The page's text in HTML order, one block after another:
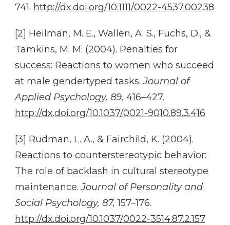
741. http://dx.doi.org/10.1111/0022-4537.00238
[2] Heilman, M. E., Wallen, A. S., Fuchs, D., &
Tamkins, M. M. (2004). Penalties for
success: Reactions to women who succeed
at male gendertyped tasks.Journal of
Applied Psychology, 89, 416–427.
http://dx.doi.org/10.1037/0021-9010.89.3.416
[3] Rudman, L. A., & Fairchild, K. (2004).
Reactions to counterstereotypic behavior:
The role of backlash in cultural stereotype
maintenance.Journal of Personality and
Social Psychology, 87,157–176.
http://dx.doi.org/10.1037/0022-3514.87.2.157